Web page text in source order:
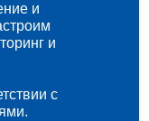
и
и
с